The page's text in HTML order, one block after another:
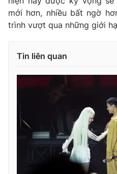
mới hơn, nhiều bất ngờ
trình vượt qua những giới
Tin liên quan